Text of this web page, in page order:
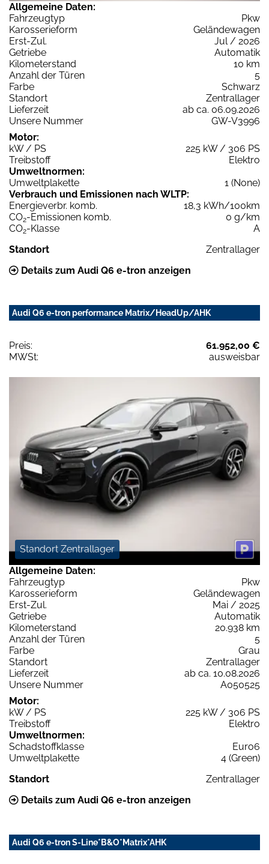
Allgemeine Daten:
Fahrzeugtyp
Pkw
Karosserieform
Geländewagen
Erst-Zul.
Jul / 2026
Getriebe
Automatik
Kilometerstand
10 km
Anzahl der Türen
5
Farbe
Schwarz
Standort
Zentrallager
Lieferzeit
ab ca. 06.09.2026
Unsere Nummer
GW-V3996
Motor:
kW / PS
225 kW / 306 PS
Treibstoff
Elektro
Umweltnormen:
Umweltplakette
1 (None)
Verbrauch und Emissionen nach WLTP:
Energieverbr. komb.
18,3 kWh/100km
CO2-Emissionen komb.
0 g/km
CO2-Klasse
A
Standort
Zentrallager
Details zum Audi Q6 e-tron anzeigen
Audi Q6 e-tron performance Matrix/HeadUp/AHK
Preis:
61.952,00 €
MWSt:
ausweisbar
Standort Zentrallager
Allgemeine Daten:
Fahrzeugtyp
Pkw
Karosserieform
Geländewagen
Erst-Zul.
Mai / 2025
Getriebe
Automatik
Kilometerstand
20.938 km
Anzahl der Türen
5
Farbe
Grau
Standort
Zentrallager
Lieferzeit
ab ca. 10.08.2026
Unsere Nummer
A050525
Motor:
kW / PS
225 kW / 306 PS
Treibstoff
Elektro
Umweltnormen:
Schadstoffklasse
Euro6
Umweltplakette
4 (Green)
Standort
Zentrallager
Details zum Audi Q6 e-tron anzeigen
Audi Q6 e-tron S-Line*B&O*Matrix*AHK